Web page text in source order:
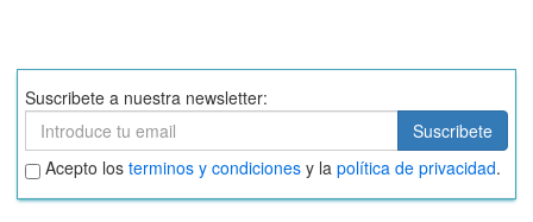
Suscribete a nuestra newsletter:
Suscribete
Suscribete
Aceptar
términos
y
Acepto los terminos y condiciones y la política de privacidad.